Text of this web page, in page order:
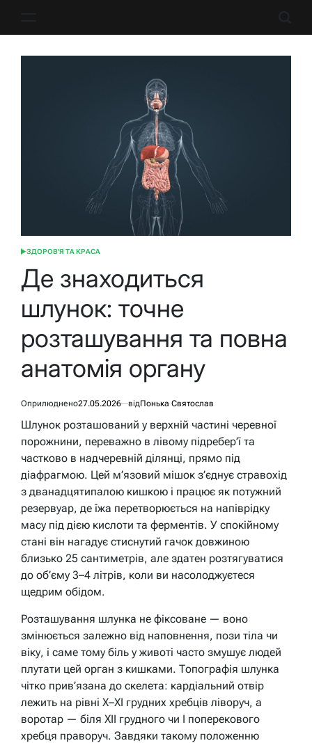
ОПУБЛІКУВАТИ
ЗДОРОВ'Я ТА КРАСА
Де знаходиться
шлунок: точне
розташування та повна
анатомія органу
Оприлюднено27.05.2026 відПонька Святослав
Шлунок розташований у верхній частині черевної
порожнини, переважно в лівому підребер’ї та
частково в надчеревній ділянці, прямо під
діафрагмою. Цей м’язовий мішок з’єднує стравохід
з дванадцятипалою кишкою і працює як потужний
резервуар, де їжа перетворюється на напіврідку
масу під дією кислоти та ферментів. У спокійному
стані він нагадує стиснутий гачок довжиною
близько 25 сантиметрів, але здатен розтягуватися
до об’єму 3–4 літрів, коли ви насолоджуєтеся
щедрим обідом.
Розташування шлунка не фіксоване — воно
змінюється залежно від наповнення, пози тіла чи
віку, і саме тому біль у животі часто змушує людей
плутати цей орган з кишками. Топографія шлунка
чітко прив’язана до скелета: кардіальний отвір
лежить на рівні X–XI грудних хребців ліворуч, а
воротар — біля XII грудного чи I поперекового
хребця праворуч. Завдяки такому положенню